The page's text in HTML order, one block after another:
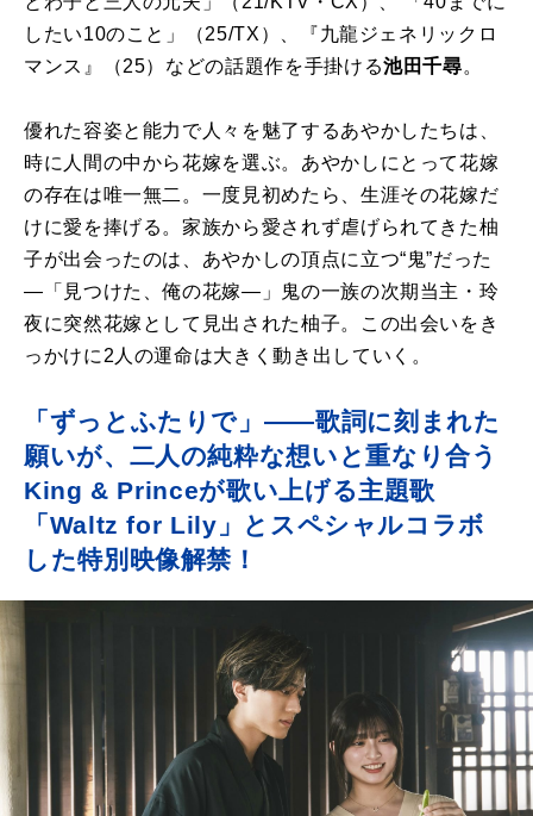
したい10のこと」（25/TX ）、『九龍ジェネリックロ
マンス』（25）などの話題作を手掛ける池田千尋。
優れた容姿と能力で人々を魅了するあやかしたちは、
時に人間の中から花嫁を選ぶ。あやかしにとって花嫁
の存在は唯一無二。一度見初めたら、生涯その花嫁だ
けに愛を捧げる。家族から愛されず虐げられてきた柚
子が出会ったのは、あやかしの頂点に立つ“鬼”だった
―「見つけた、俺の花嫁―」鬼の一族の次期当主・玲
夜に突然花嫁として見出された柚子。この出会いをき
っかけに 2 人の運命は大きく動き出していく。
「ずっとふたりで」――歌詞に刻まれた
願いが、二人の純粋な想いと重なり合う
King & Princeが歌い上げる主題歌
「Waltz for Lily」とスペシャルコラボ
した特別映像解禁！